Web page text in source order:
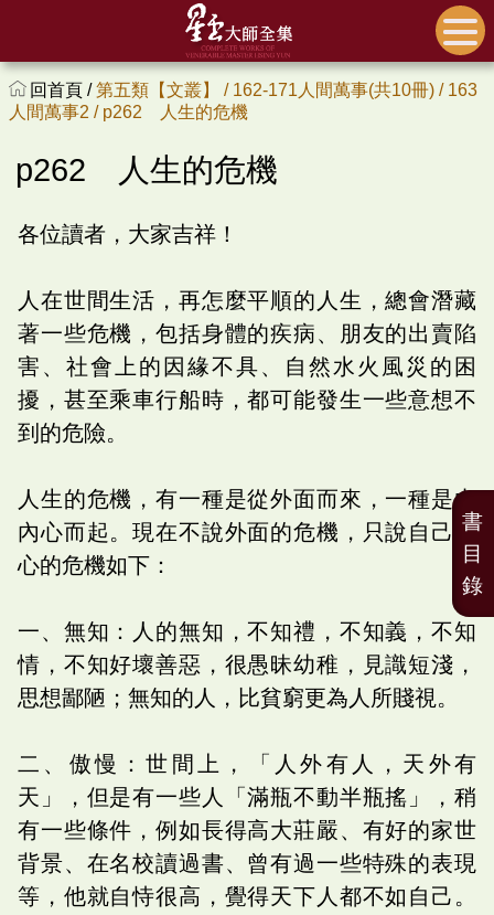
回首頁 /第五類【文叢】 / 162-171人間萬事(共10冊) / 163
人間萬事2 / p262 人生的危機
p262 人生的危機
各位讀者，大家吉祥！
人在世間生活，再怎麼平順的人生，總會潛藏
著一些危機，包括身體的疾病、朋友的出賣陷
害、社會上的因緣不具、自然水火風災的困
擾，甚至乘車行船時，都可能發生一些意想不
到的危險。
人生的危機，有一種是從外面而來，一種是由
內心而起。現在不說外面的危機，只說自己內
心的危機如下：
一、無知：人的無知，不知禮，不知義，不知
情，不知好壞善惡，很愚昧幼稚，見識短淺，
思想鄙陋；無知的人，比貧窮更為人所賤視。
二、傲慢：世間上，「人外有人，天外有
天」，但是有一些人「滿瓶不動半瓶搖」，稍
有一些條件，例如長得高大莊嚴、有好的家世
背景、在名校讀過書、曾有過一些特殊的表現
等，他就自恃很高，覺得天下人都不如自己。
書
目
錄